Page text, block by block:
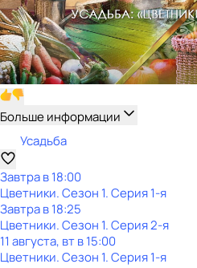
Больше информации
Усадьба
Завтра в 18:00
Цветники. Сезон 1. Серия 1-я
Завтра в 18:25
Цветники. Сезон 1. Серия 2-я
11 августа, вт в 15:00
Цветники. Сезон 1. Серия 1-я